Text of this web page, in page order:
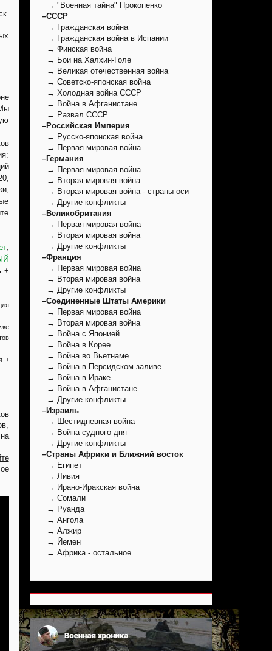
,
+
+
→ "Военная тайна" Прокопенко
–СССР
→ Гражданская война
→ Гражданская война в Испании
→ Финская война
→ Бои на Халхин-Голе
→ Великая отечественная война
→ Советско-японская война
→ Холодная война СССР
→ Война в Афганистане
→ Развал СССР
–Российская Империя
→ Русско-японская война
→ Первая мировая война
–Германия
→ Первая мировая война
→ Вторая мировая война
→ Вторая мировая война - страны оси
→ Другие конфликты
–Великобритания
→ Первая мировая война
→ Вторая мировая война
→ Другие конфликты
–Франция
→ Первая мировая война
→ Вторая мировая война
→ Другие конфликты
–Соединенные Штаты Америки
→ Первая мировая война
→ Вторая мировая война
→ Война с Японией
→ Война в Корее
→ Война во Вьетнаме
→ Война в Персидском заливе
→ Война в Ираке
→ Война в Афганистане
→ Другие конфликты
–Израиль
→ Шестидневная война
→ Война судного дня
→ Другие конфликты
–Страны Африки и Ближний восток
→ Египет
→ Ливия
→ Ирано-Иракская война
→ Сомали
→ Руанда
→ Ангола
→ Алжир
→ Йемен
→ Африка - остальное